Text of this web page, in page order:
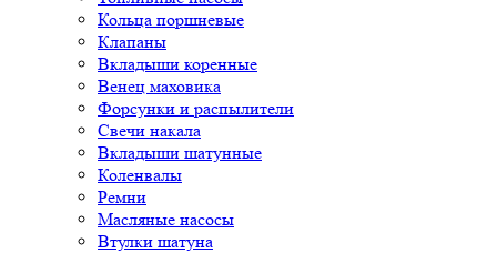
Кольца поршневые
Клапаны
Вкладыши коренные
Венец маховика
Форсунки и распылители
Свечи накала
Вкладыши шатунные
Коленвалы
Ремни
Масляные насосы
Втулки шатуна